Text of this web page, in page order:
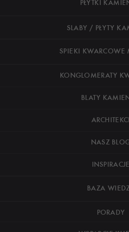
PŁYTKI
SLABY / PŁYTY
SPIEKI
KONGLOMERATY
BLATY
ARCHITEKCI
NASZ
INSPIRACJE
BAZA
PORADY